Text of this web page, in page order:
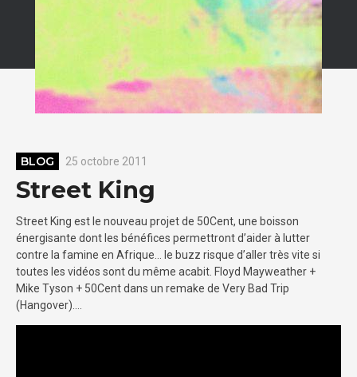
BLOG 25 octobre 2011
Street King
Street King est le nouveau projet de 50Cent, une boisson
énergisante dont les bénéfices permettront d’aider à lutter
contre la famine en Afrique… le buzz risque d’aller très vite si
toutes les vidéos sont du même acabit. Floyd Mayweather +
Mike Tyson + 50Cent dans un remake de Very Bad Trip
(Hangover)….